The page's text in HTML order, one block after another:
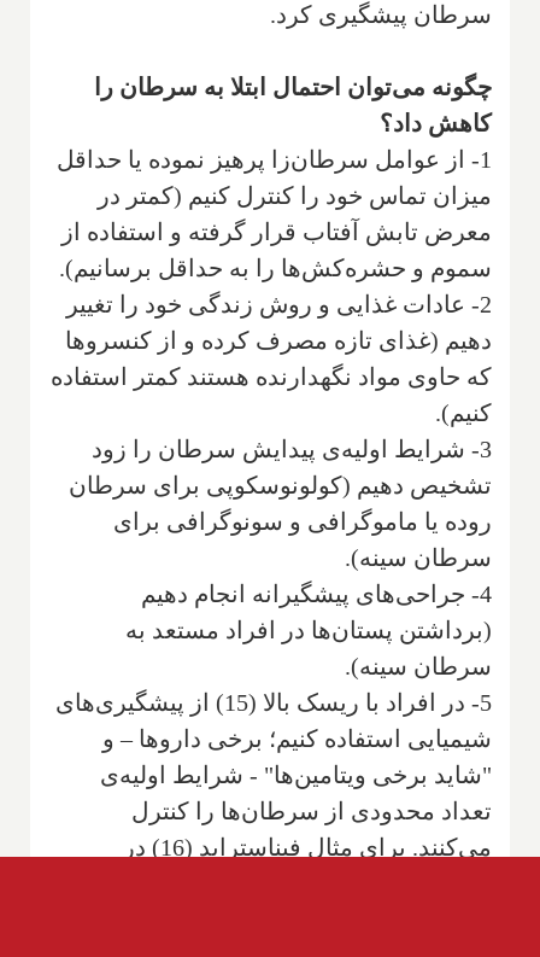
سرطان پیشگیری کرد.
چگونه می‌توان احتمال ابتلا به سرطان را
کاهش داد؟
1- از عوامل سرطان‌زا پرهیز نموده یا حداقل
میزان تماس خود را کنترل کنیم (کمتر در
معرض تابش آفتاب قرار گرفته و استفاده از
سموم و حشره‌کش‌ها را به حداقل برسانیم).
2- عادات غذایی و روش زندگی‌ خود را تغییر
دهیم (غذای تازه مصرف کرده و از کنسروها
که حاوی مواد نگهدارنده هستند کمتر استفاده
کنیم).
3- شرایط اولیه‌ی پیدایش سرطان را زود
تشخیص دهیم (کولونوسکوپی برای سرطان
روده یا ماموگرافی و سونوگرافی برای
سرطان سینه).
4- جراحی‌های پیشگیرانه انجام دهیم
(برداشتن پستان‌ها در افراد مستعد به
سرطان سینه).
5- در افراد با ریسک بالا (15) از پیشگیری‌های
شیمیایی استفاده کنیم؛ برخی داروها – و
"شاید برخی ویتامین‌ها" - شرایط اولیه‌ی
تعداد محدودی از سرطان‌ها را کنترل
می‌کنند. برای مثال فیناستراید (16) در